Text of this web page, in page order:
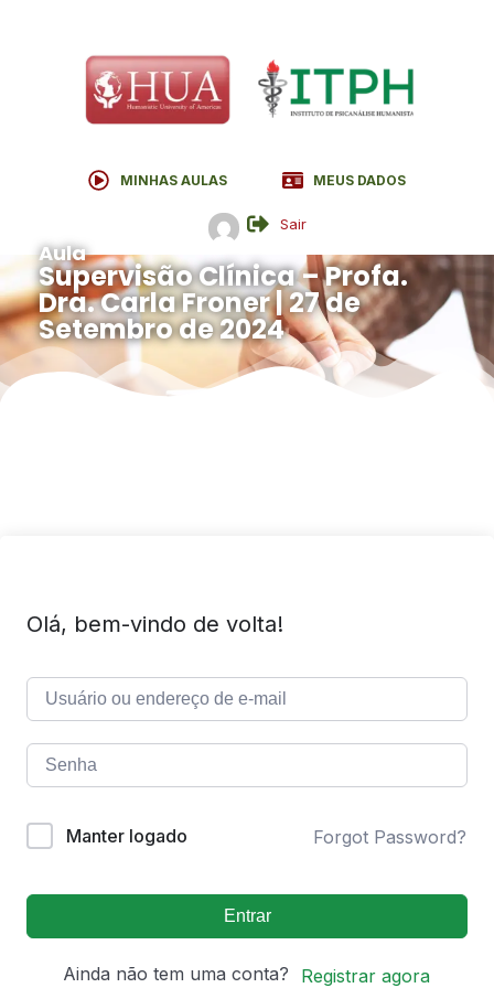
MINHAS AULAS MEUS DADOS
Sair
Aula
Supervisão Clínica – Profa.
Dra. Carla Froner | 27 de
Setembro de 2024
Olá, bem-vindo de volta!
Manter logado Forgot Password?
Entrar
Ainda não tem uma conta? Registrar agora